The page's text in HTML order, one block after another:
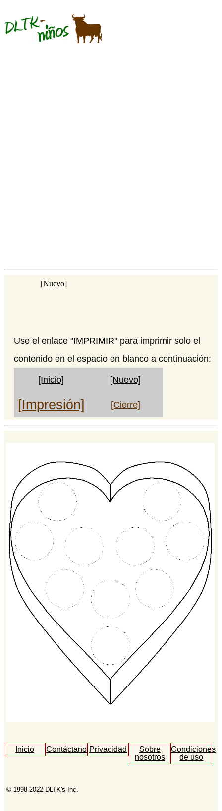
[Nuevo]
Use el enlace "IMPRIMIR" para imprimir solo el
contenido en el espacio en blanco a continuación:
[Inicio] [Nuevo]
[Impresión] [Cierre]
Inicio ContáctanosPrivacidad
Sobre
nosotros
Condiciones
de uso
© 1998-2022 DLTK's Inc.